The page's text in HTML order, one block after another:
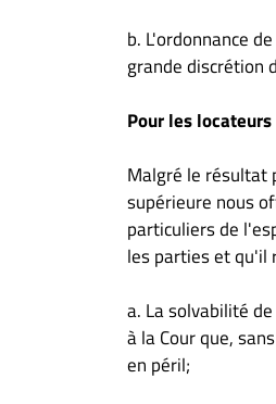
b. L'ordonnance
grande discrétion
Pour les locateurs
Malgré le résultat
supérieure nous
particuliers de
les parties et qu'il
a. La solvabilité
à la Cour que,
en péril;